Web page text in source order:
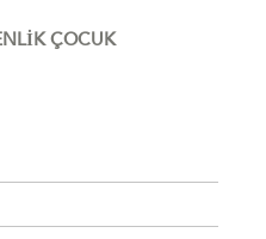
ÇOCUK